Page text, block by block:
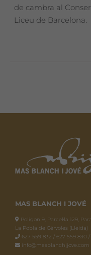
de cambra al
Liceu de Barcelona.
MAS BLANCH I JOVÉ
Polígon 9, Parcel·la 129,
La Pobla de Cérvoles (Lleida)
627 559 832 / 627 559 830
info@masblanchijove.com